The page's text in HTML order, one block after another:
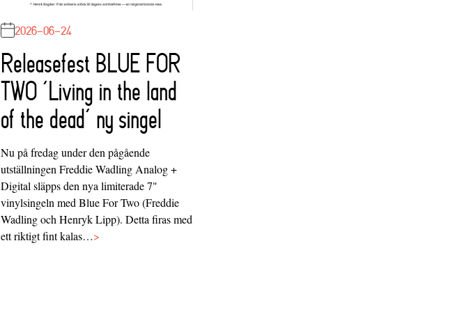
2026-06-24
Releasefest BLUE FOR
TWO ‘Living in the land
of the dead’ ny singel
Nu på fredag under den pågående
utställningen Freddie Wadling Analog +
Digital släpps den nya limiterade 7"
vinylsingeln med Blue For Two (Freddie
Wadling och Henryk Lipp). Detta firas med
ett riktigt fint kalas…>